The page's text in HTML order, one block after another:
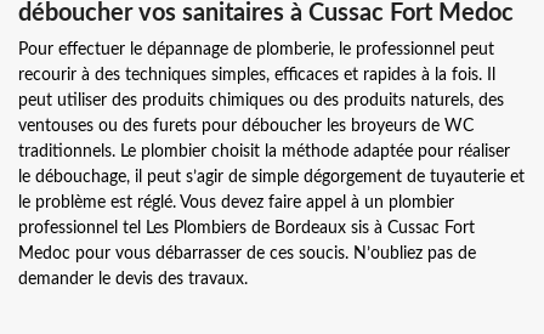
déboucher vos sanitaires à Cussac Fort Medoc
Pour effectuer le dépannage de plomberie, le professionnel peut
recourir à des techniques simples, efficaces et rapides à la fois. Il
peut utiliser des produits chimiques ou des produits naturels, des
ventouses ou des furets pour déboucher les broyeurs de WC
traditionnels. Le plombier choisit la méthode adaptée pour réaliser
le débouchage, il peut s’agir de simple dégorgement de tuyauterie et
le problème est réglé. Vous devez faire appel à un plombier
professionnel tel Les Plombiers de Bordeaux sis à Cussac Fort
Medoc pour vous débarrasser de ces soucis. N’oubliez pas de
demander le devis des travaux.